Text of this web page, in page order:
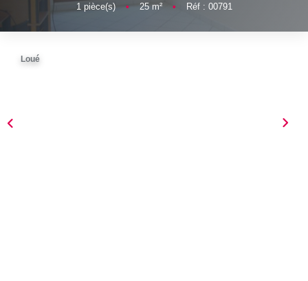
FAIRE GÉRER
1 pièce(s) • 25m² • Réf : 00791
Loué